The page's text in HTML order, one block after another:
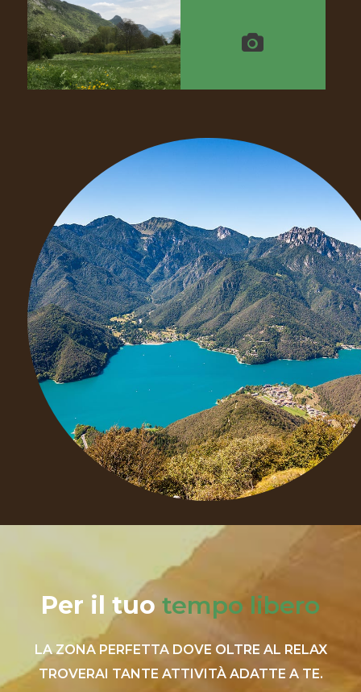
Per il tuotempo libero
LA ZONA PERFETTA DOVE OLTRE AL RELAX
TROVERAI TANTE ATTIVITÀ ADATTE A TE.